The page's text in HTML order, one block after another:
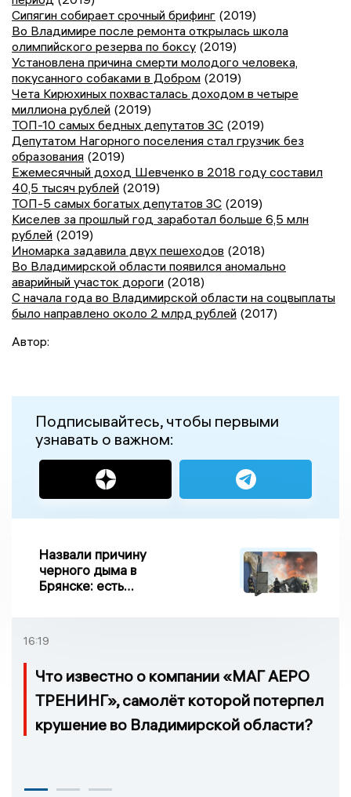
Сипягин собирает срочный брифинг (2019)
Во Владимире после ремонта открылась школа
олимпийского резерва по боксу (2019)
Установлена причина смерти молодого человека,
покусанного собаками в Добром (2019)
Чета Кирюхиных похвасталась доходом в четыре
миллиона рублей (2019)
ТОП-10 самых бедных депутатов ЗС (2019)
Депутатом Нагорного поселения стал грузчик без
образования (2019)
Ежемесячный доход Шевченко в 2018 году составил
40,5 тысяч рублей (2019)
ТОП-5 самых богатых депутатов ЗС (2019)
Киселев за прошлый год заработал больше 6,5 млн
рублей (2019)
Иномарка задавила двух пешеходов (2018)
Во Владимирской области появился аномально
аварийный участок дороги (2018)
С начала года во Владимирской области на соцвыплаты
было направлено около 2 млрд рублей (2017)
Автор:
Подписывайтесь, чтобы первыми
узнавать о важном:
Назвали причину
черного дыма в
Брянске: есть
16:19
Что известно о компании «МАГ АЕРО
ТРЕНИНГ», самолёт которой потерпел
крушение во Владимирской области?